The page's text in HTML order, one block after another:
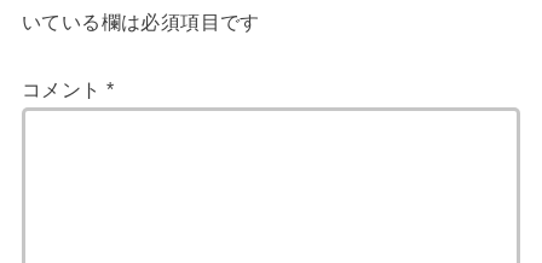
いている欄は必須項目です
コメント *